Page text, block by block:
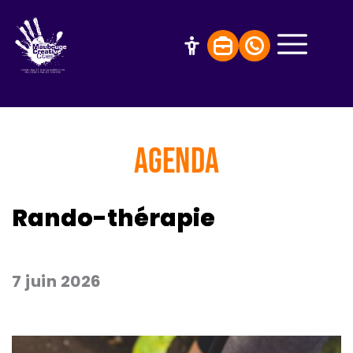
AGENDA
Rando-thérapie
7 juin 2026